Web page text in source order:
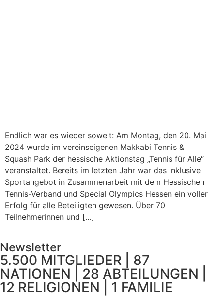
Endlich war es wieder soweit: Am Montag, den 20. Mai
2024 wurde im vereinseigenen Makkabi Tennis &
Squash Park der hessische Aktionstag „Tennis für Alle“
veranstaltet. Bereits im letzten Jahr war das inklusive
Sportangebot in Zusammenarbeit mit dem Hessischen
Tennis-Verband und Special Olympics Hessen ein voller
Erfolg für alle Beteiligten gewesen. Über 70
Teilnehmerinnen und […]
Newsletter
5.500 MITGLIEDER | 87
NATIONEN | 28 ABTEILUNGEN |
12 RELIGIONEN | 1 FAMILIE